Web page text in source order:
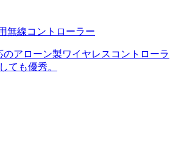
無線コントローラー
のアローン製ワイヤレスコントローラ
ても優秀。